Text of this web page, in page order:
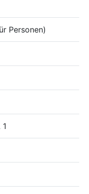
Personen)